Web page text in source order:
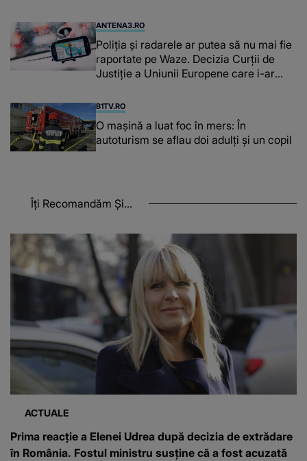
ANTENA3.RO
Poliţia şi radarele ar putea să nu mai fie
raportate pe Waze. Decizia Curţii de
Justiție a Uniunii Europene care i-ar
B1TV.RO
O maşină a luat foc în mers: În
autoturism se aflau doi adulți și un copil
Îți Recomandăm Și...
ACTUALE
Prima reacție a Elenei Udrea după decizia de extrădare
în România. Fostul ministru susține că a fost acuzată